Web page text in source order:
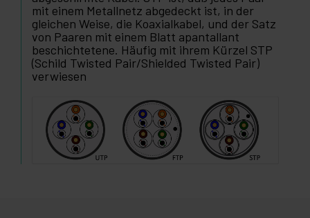
mit einem Metallnetz abgedeckt ist, in der
gleichen Weise, die Koaxialkabel, und der Satz
von Paaren mit einem Blatt apantallant
beschichtetene. Häufig mit ihrem Kürzel STP
(Schild Twisted Pair/Shielded Twisted Pair)
verwiesen